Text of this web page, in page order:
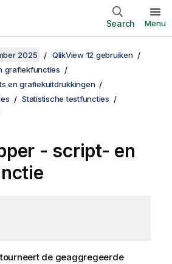
Search Menu
2025
QlikView 12 gebruiken
grafiekfuncties
en grafiekuitdrukkingen
Statistische testfuncties
- script- en
de geaggregeerde